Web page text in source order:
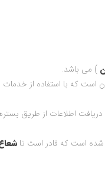
) می باشد.
است که با استفاده از
اطلاعات از طریق
شده است که قادر است تاشعاع